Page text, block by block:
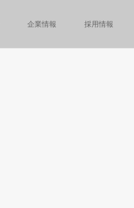
企業情報 採用情報